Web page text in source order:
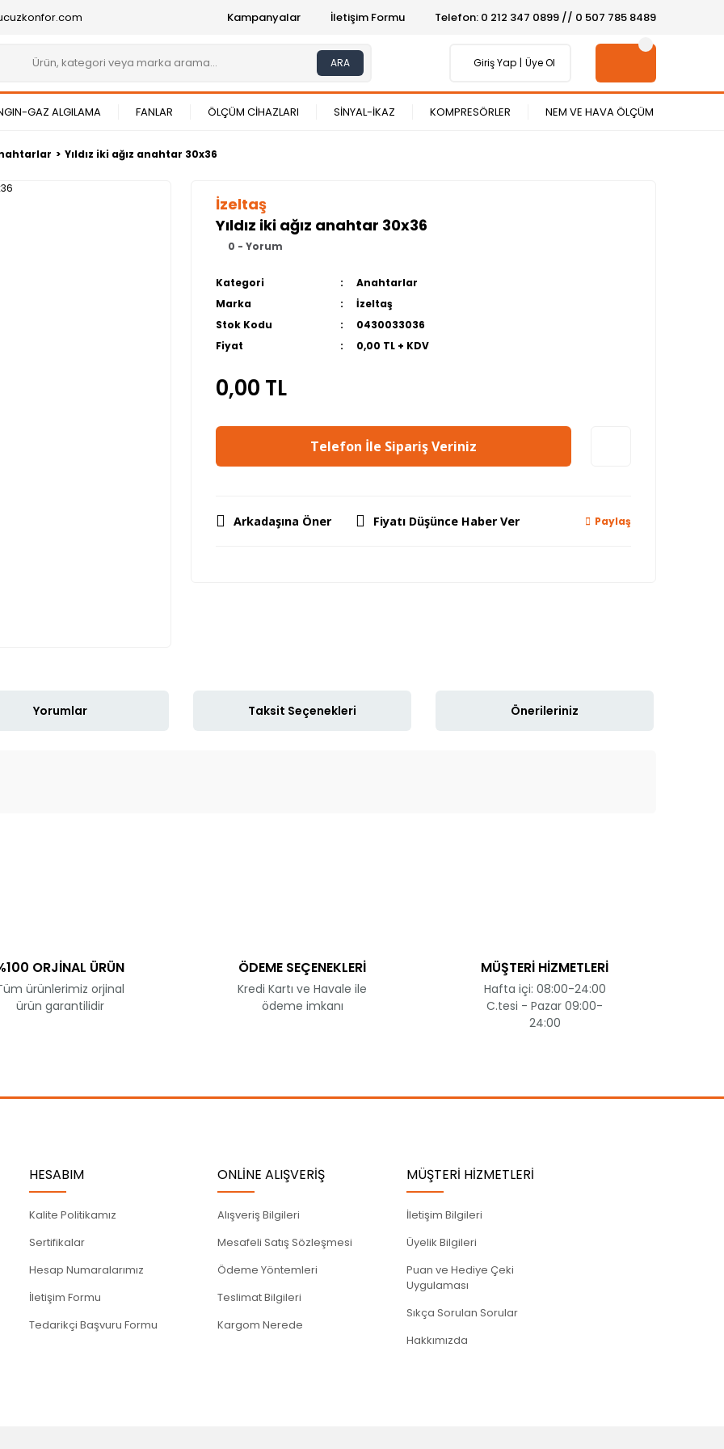
Kampanyalar İletişim Formu Telefon: 0 212 347 0899 // 0 507 785 8489
ARA Giriş Yap Üye Ol
GAZ ALGILAMA FANLAR ÖLÇÜM CİHAZLARI SİNYAL-İKAZ KOMPRESÖRLER NEM VE HAVA ÖLÇÜM
Yıldız iki ağız anahtar 30x36
İzeltaş
Yıldız iki ağız anahtar 30x36
0 - Yorum
Kategori
Anahtarlar
Marka
İzeltaş
Stok Kodu
0430033036
Fiyat
0,00 TL + KDV
0,00 TL
Telefon İle Sipariş Veriniz
Arkadaşına Öner Fiyatı Düşünce Haber Ver Paylaş
Yorumlar Taksit Seçenekleri Önerileriniz
Gönder
ORJİNAL ÜRÜN
ürünlerimiz orjinal
ürün garantilidir
ÖDEME SEÇENEKLERİ
Kredi Kartı ve Havale ile
ödeme imkanı
MÜŞTERİ HİZMETLERİ
Hafta içi: 08:00-24:00
C.tesi - Pazar 09:00-
24:00
HESABIM
Kalite Politikamız
Sertifikalar
Hesap Numaralarımız
İletişim Formu
Tedarikçi Başvuru Formu
ONLİNE ALIŞVERİŞ
Alışveriş Bilgileri
Mesafeli Satış Sözleşmesi
Ödeme Yöntemleri
Teslimat Bilgileri
Kargom Nerede
MÜŞTERİ HİZMETLERİ
İletişim Bilgileri
Üyelik Bilgileri
Puan ve Hediye Çeki
Uygulaması
Sıkça Sorulan Sorular
Hakkımızda